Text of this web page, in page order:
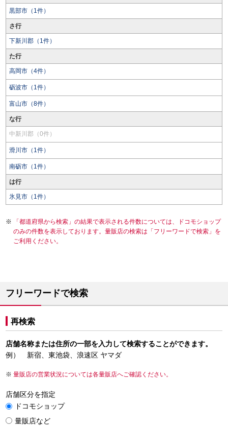
黒部市（1件）
さ行
下新川郡（1件）
た行
高岡市（4件）
砺波市（1件）
富山市（8件）
な行
中新川郡（0件）
滑川市（1件）
南砺市（1件）
は行
氷見市（1件）
「都道府県から検索」の結果で表示される件数については、ドコモショップ
のみの件数を表示しております。量販店の検索は「フリーワードで検索」を
ご利用ください。
フリーワードで検索
再検索
店舗名称または住所の一部を入力して検索することができます。
例） 新宿、東池袋、浪速区 ヤマダ
量販店の営業状況については各量販店へご確認ください。
店舗区分を指定
ドコモショップ
量販店など